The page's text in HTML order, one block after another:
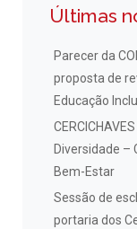
Últimas
Parecer da
proposta de
Educação
Diversidade –
Bem-Estar
Sessão de
portaria dos